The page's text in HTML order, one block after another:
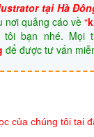
tại Hà
nơi quảng cáo về “
bạn nhé.
để được tư vấn
của chúng tôi tại